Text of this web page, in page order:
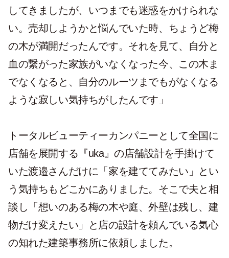
してきましたが、いつまでも迷惑をかけられな
い。売却しようかと悩んでいた時、ちょうど梅
の木が満開だったんです。それを見て、自分と
血の繋がった家族がいなくなった今、この木ま
でなくなると、自分のルーツまでもがなくなる
ような寂しい気持ちがしたんです」
トータルビューティーカンパニーとして全国に
店舗を展開する『uka』の店舗設計を手掛けて
いた渡邉さんだけに「家を建ててみたい」とい
う気持ちもどこかにありました。そこで夫と相
談し「想いのある梅の木や庭、外壁は残し、建
物だけ変えたい」と店の設計を頼んでいる気心
の知れた建築事務所に依頼しました。